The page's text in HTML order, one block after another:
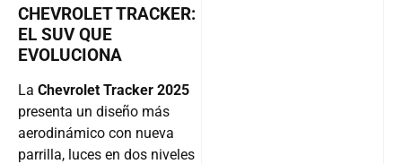
CHEVROLET TRACKER:
EL SUV QUE
EVOLUCIONA
La Chevrolet Tracker 2025
presenta un diseño más
aerodinámico con nueva
parrilla, luces en dos niveles